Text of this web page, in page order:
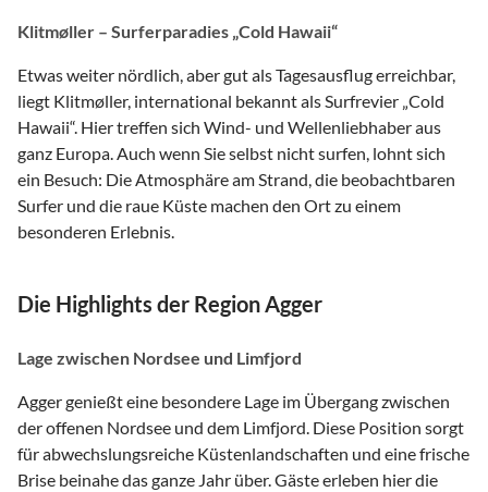
Klitmøller – Surferparadies „Cold Hawaii“
Etwas weiter nördlich, aber gut als Tagesausflug erreichbar,
liegt Klitmøller, international bekannt als Surfrevier „Cold
Hawaii“. Hier treffen sich Wind- und Wellenliebhaber aus
ganz Europa. Auch wenn Sie selbst nicht surfen, lohnt sich
ein Besuch: Die Atmosphäre am Strand, die beobachtbaren
Surfer und die raue Küste machen den Ort zu einem
besonderen Erlebnis.
Die Highlights der Region Agger
Lage zwischen Nordsee und Limfjord
Agger genießt eine besondere Lage im Übergang zwischen
der offenen Nordsee und dem Limfjord. Diese Position sorgt
für abwechslungsreiche Küstenlandschaften und eine frische
Brise beinahe das ganze Jahr über. Gäste erleben hier die